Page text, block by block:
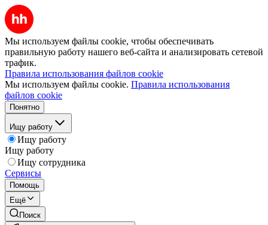
Мы используем файлы cookie, чтобы обеспечивать
правильную работу нашего веб-сайта и анализировать сетевой
трафик.
Правила использования файлов cookie
Мы используем файлы cookie. Правила использования
файлов cookie
Понятно
Ищу работу
Ищу работу
Ищу работу
Ищу сотрудника
Сервисы
Помощь
Ещё
Поиск